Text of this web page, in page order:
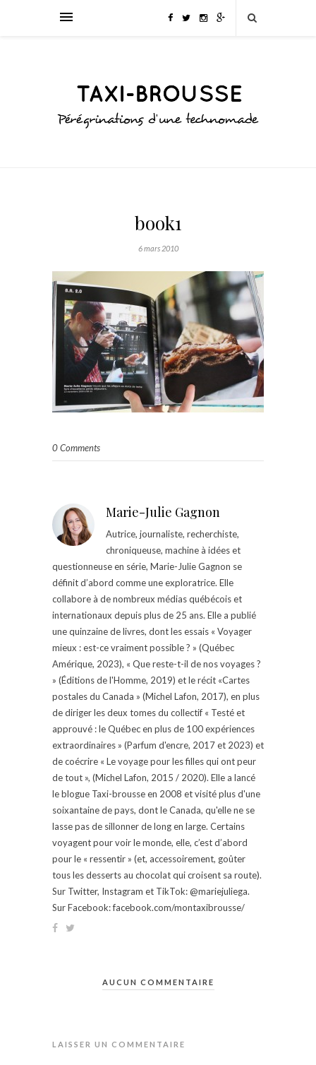
book1
6 mars 2010
0 Comments
Marie-Julie Gagnon
Autrice, journaliste, recherchiste,
chroniqueuse, machine à idées et
questionneuse en série, Marie-Julie Gagnon se
définit d’abord comme une exploratrice. Elle
collabore à de nombreux médias québécois et
internationaux depuis plus de 25 ans. Elle a publié
une quinzaine de livres, dont les essais « Voyager
mieux : est-ce vraiment possible ? » (Québec
Amérique, 2023), « Que reste-t-il de nos voyages ?
» (Éditions de l'Homme, 2019) et le récit «Cartes
postales du Canada » (Michel Lafon, 2017), en plus
de diriger les deux tomes du collectif « Testé et
approuvé : le Québec en plus de 100 expériences
extraordinaires » (Parfum d'encre, 2017 et 2023) et
de coécrire « Le voyage pour les filles qui ont peur
de tout », (Michel Lafon, 2015 / 2020). Elle a lancé
le blogue Taxi-brousse en 2008 et visité plus d'une
soixantaine de pays, dont le Canada, qu'elle ne se
lasse pas de sillonner de long en large. Certains
voyagent pour voir le monde, elle, c’est d’abord
pour le « ressentir » (et, accessoirement, goûter
tous les desserts au chocolat qui croisent sa route).
Sur Twitter, Instagram et TikTok: @mariejuliega.
Sur Facebook: facebook.com/montaxibrousse/
AUCUN COMMENTAIRE
LAISSER UN COMMENTAIRE